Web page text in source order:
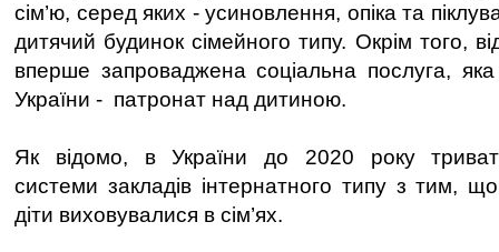
сім’ю, серед яких - усиновлення, опіка та
дитячий будинок сімейного типу. Окрім того,
вперше запроваджена соціальна послуга,
України - патронат над дитиною.
Як відомо, в України до 2020 року
системи закладів інтернатного типу з тим,
діти виховувалися в сім’ях.